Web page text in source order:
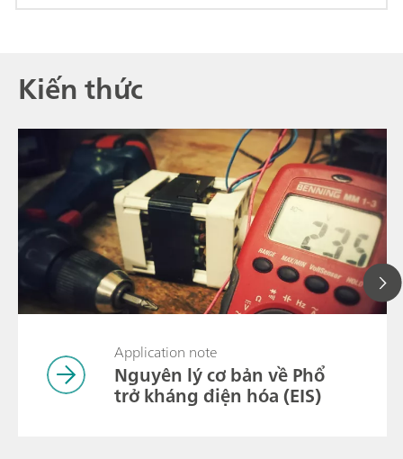
Kiến thức
Application note
Nguyên lý cơ bản về Phổ
trở kháng điện hóa (EIS)